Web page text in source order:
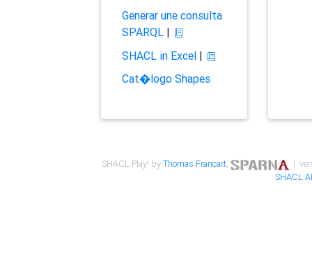
Generar une consulta
SPARQL|
SHACL in Excel|
Cat�logo Shapes
SHACL Play! byThomas Francart,
|
SHACL